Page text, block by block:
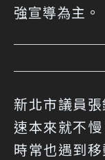
強宣導為主。
新北市議員
速本來就不
時常也遇到